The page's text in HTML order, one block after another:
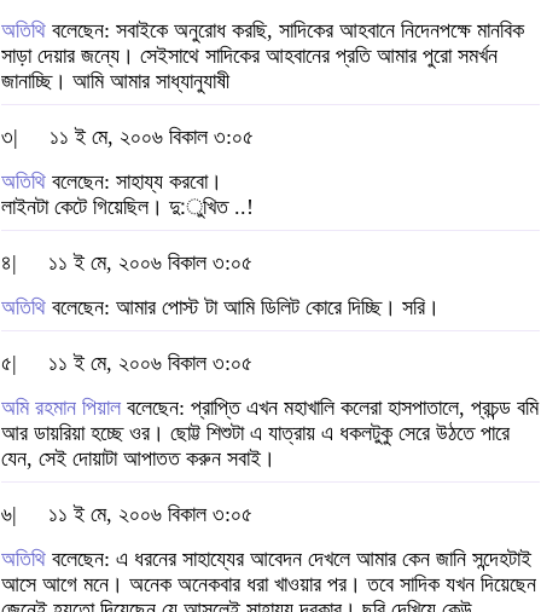
অতিথি বলেছেন: সবাইকে অনুরোধ করছি, সাদিকের আহবানে নিদেনপক্ষে মানবিক
সাড়া দেয়ার জন্যে। সেইসাথে সাদিকের আহবানের প্রতি আমার পুরো সমর্খন
জানাচ্ছি। আমি আমার সাধ্যানুযাষী
৩|
১১ ই মে, ২০০৬ বিকাল ৩:০৫
অতিথি বলেছেন: সাহায্য করবো।
লাইনটা কেটে গিয়েছিল। দু:ুখিত ..!
৪|
১১ ই মে, ২০০৬ বিকাল ৩:০৫
অতিথি বলেছেন: আমার পোস্ট টা আমি ডিলিট কোরে দিচ্ছি। সরি।
৫|
১১ ই মে, ২০০৬ বিকাল ৩:০৫
অমি রহমান পিয়াল বলেছেন: প্রাপ্তি এখন মহাখালি কলেরা হাসপাতালে, প্রচন্ড বমি
আর ডায়রিয়া হচ্ছে ওর। ছোট্ট শিশুটা এ যাত্রায় এ ধকলটুকু সেরে উঠতে পারে
যেন, সেই দোয়াটা আপাতত করুন সবাই।
৬|
১১ ই মে, ২০০৬ বিকাল ৩:০৫
অতিথি বলেছেন: এ ধরনের সাহায্যের আবেদন দেখলে আমার কেন জানি সন্দেহটাই
আসে আগে মনে। অনেক অনেকবার ধরা খাওয়ার পর। তবে সাদিক যখন দিয়েছেন